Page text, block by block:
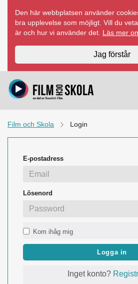
innehåll
Den här webbplatsen använder
bra upplevelse som möjligt. Vill du
är och hur vi använder det. Läs mer
Jag förstår
Film och Skola Login
E-postadress
Lösenord
Kom ihåg mig
Logga in
Inget konto?